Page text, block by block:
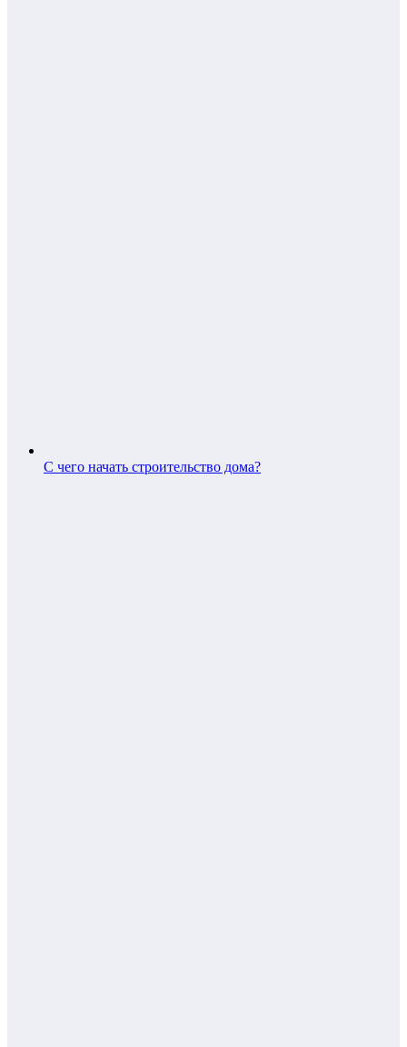
С чего начать строительство дома?